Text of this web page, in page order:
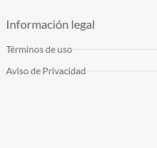
Información legal
Términos de uso
Aviso de Privacidad